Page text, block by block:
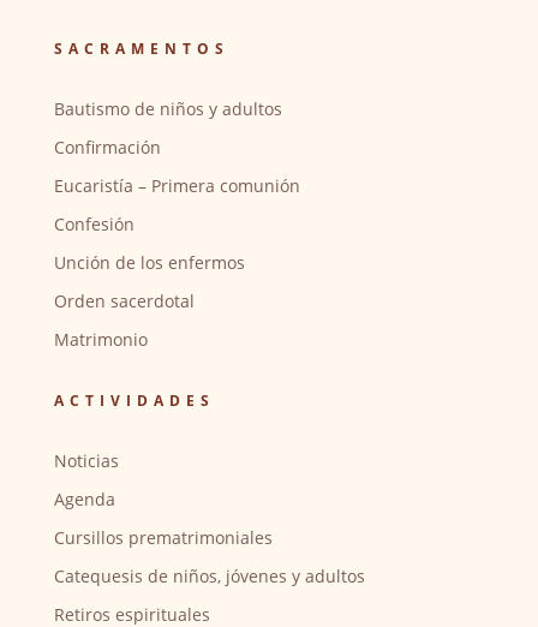
SACRAMENTOS
Bautismo de niños y adultos
Confirmación
Eucaristía – Primera comunión
Confesión
Unción de los enfermos
Orden sacerdotal
Matrimonio
ACTIVIDADES
Noticias
Agenda
Cursillos prematrimoniales
Catequesis de niños, jóvenes y adultos
Retiros espirituales